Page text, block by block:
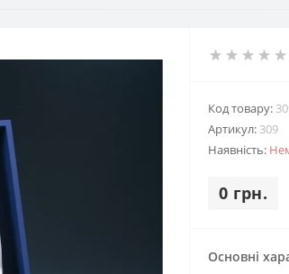
Код товару:
Артикул: 309
Наявність:
0 грн.
Основні